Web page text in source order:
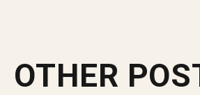
OTHER